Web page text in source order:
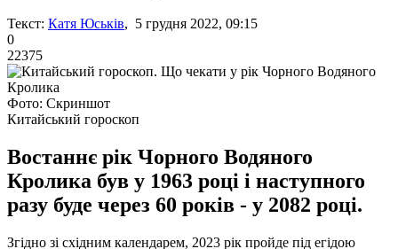
Текст: Катя Юськів, 5 грудня 2022, 09:15
0
22375
Фото: Скриншот
Китайський гороскоп
Востаннє рік Чорного Водяного
Кролика був у 1963 році і наступного
разу буде через 60 років - у 2082 році.
Згідно зі східним календарем, 2023 рік пройде під егідою